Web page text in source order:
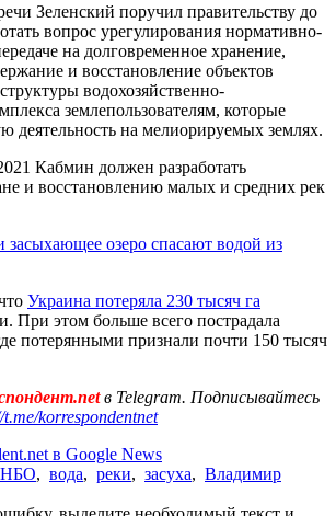
Зеленский поручил правительству до
вопрос урегулирования нормативно-
на долговременное хранение,
и восстановление объектов
водохозяйственно-
землепользователям, которые
деятельность на мелиорируемых землях.
Кабмин должен разработать
и восстановлению малых и средних рек
засыхающее озеро спасают водой из
Украина потеряла 230 тысяч га
При этом больше всего пострадала
потерянными признали почти 150 тысяч
в Telegram. Подписывайтесь
korrespondentnet
в Google News
, вода, реки, засуха, Владимир